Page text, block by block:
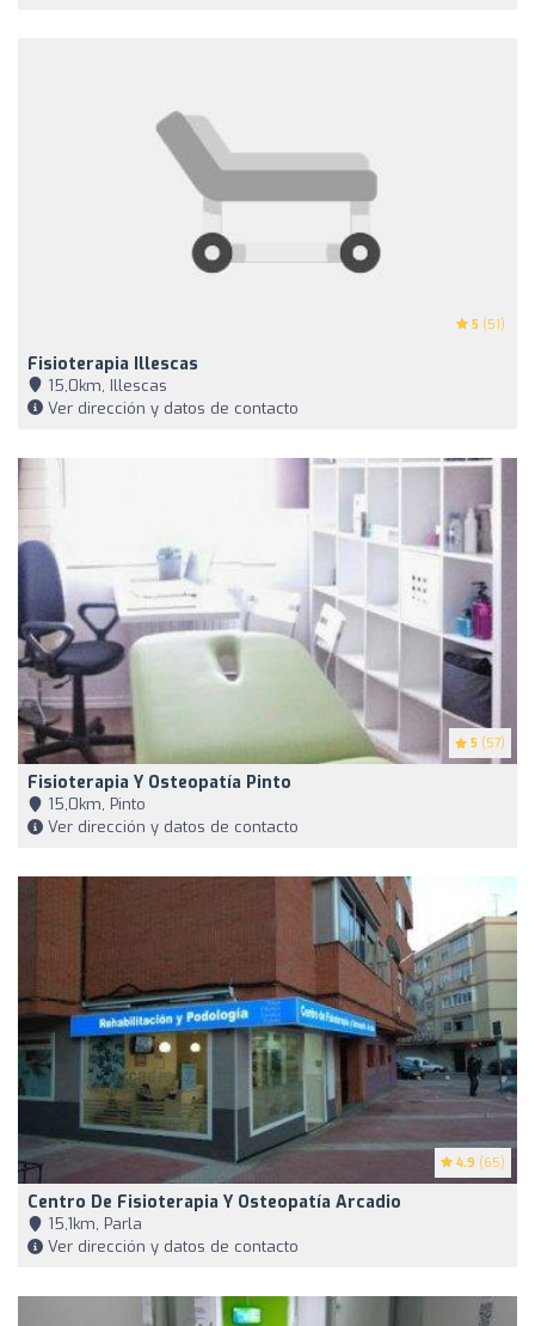
5 (51)
Fisioterapia Illescas
15,0km, Illescas
Ver dirección y datos de contacto
5 (57)
Fisioterapia Y Osteopatía Pinto
15,0km, Pinto
Ver dirección y datos de contacto
4.9 (65)
Centro De Fisioterapia Y Osteopatía Arcadio
15,1km, Parla
Ver dirección y datos de contacto